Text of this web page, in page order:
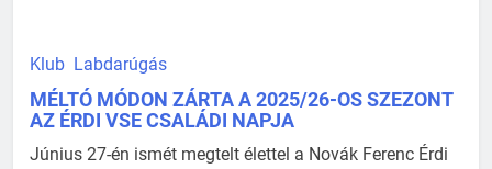
Klub Labdarúgás
MÉLTÓ MÓDON ZÁRTA A 2025/26-OS SZEZONT
AZ ÉRDI VSE CSALÁDI NAPJA
Június 27-én ismét megtelt élettel a Novák Ferenc Érdi